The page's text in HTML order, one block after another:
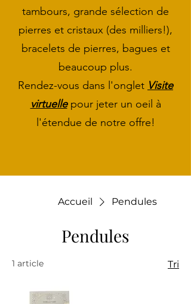
tambours, grande sélection de
pierres et cristaux (des milliers!),
bracelets de pierres, bagues et
beaucoup plus.
Rendez-vous dans l'onglet Visite
virtuellepour jeter un oeil à
l'étendue de notre offre!
Accueil Pendules
Pendules
1 article Tri